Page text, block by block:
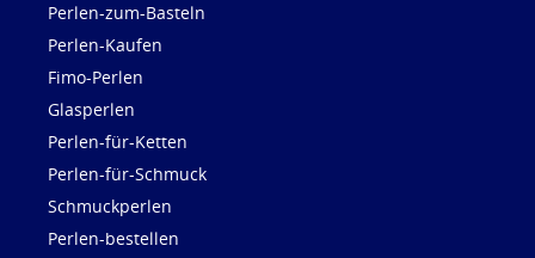
Perlen-zum-Basteln
Perlen-Kaufen
Fimo-Perlen
Glasperlen
Perlen-für-Ketten
Perlen-für-Schmuck
Schmuckperlen
Perlen-bestellen